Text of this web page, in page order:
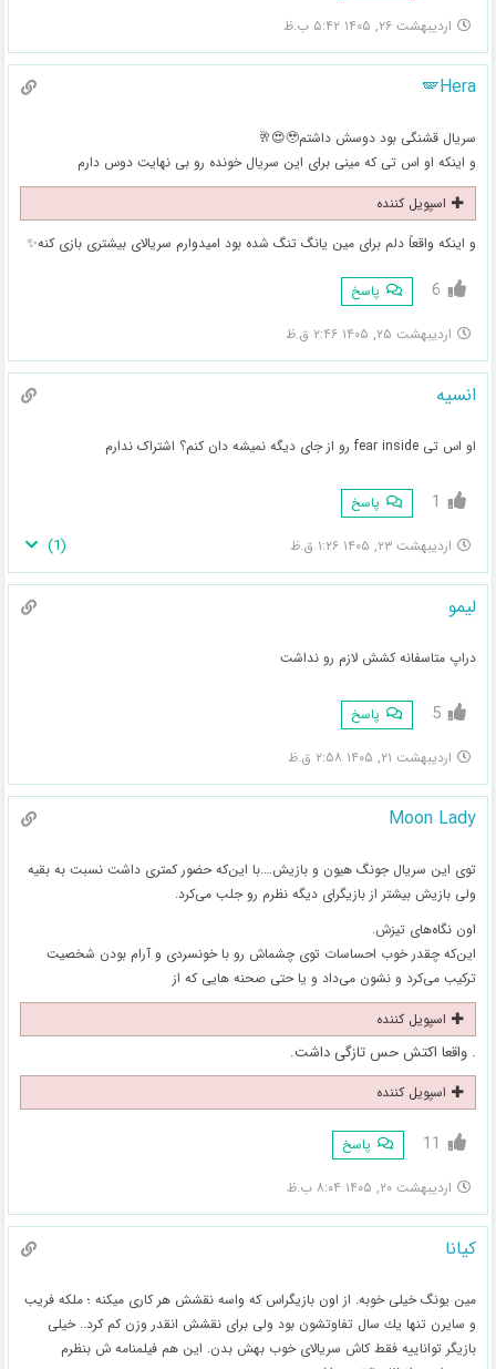
اردیبهشت ۲۶, ۱۴۰۵ ۵:۴۲ ب.ظ
🪽Hera
سریال قشنگی بود دوسش داشتم🥹😍🥂
و اینکه او اس تی که مینی برای این سریال خونده رو بی نهایت دوس دارم
اسپویل کننده
و اینکه واقعاً دلم برای مین یانگ تنگ شده بود امیدوارم سریالای بیشتری بازی کنه✨
6 پاسخ
اردیبهشت ۲۵, ۱۴۰۵ ۲:۴۶ ق.ظ
انسیه
او اس تی fear inside رو از جای دیگه نمیشه دان کنم؟ اشتراک ندارم
1 پاسخ
اردیبهشت ۲۳, ۱۴۰۵ ۱:۲۶ ق.ظ (
1
)
لیمو
دراپ متاسفانه کشش لازم رو نداشت
5 پاسخ
اردیبهشت ۲۱, ۱۴۰۵ ۲:۵۸ ق.ظ
Moon Lady
توی این سریال جونگ هیون و بازیش….با این‌که حضور کمتری داشت نسبت به بقیه
ولی بازیش بیشتر از بازیگرای دیگه نظرم رو جلب می‌کرد.
اون نگاه‌های تیزش.
این‌که چقدر خوب احساسات توی چشماش رو با خونسردی و آرام بودن شخصیت
ترکیب می‌کرد و نشون می‌داد و یا حتی صحنه هایی که از
اسپویل کننده
. واقعا اکتش حس تازگی داشت.
اسپویل کننده
11 پاسخ
اردیبهشت ۲۰, ۱۴۰۵ ۸:۰۴ ب.ظ
كيانا
مين يونگ خيلى خوبه. از اون بازيگراس كه واسه نقشش هر كارى ميكنه ؛ ملكه فريب
و سايرن تنها يك سال تفاوتشون بود ولى براى نقشش انقدر وزن كم كرد.. خيلى
بازيگر تواناييه فقط كاش سريالاى خوب بهش بدن. اين هم فيلمنامه ش بنظرم